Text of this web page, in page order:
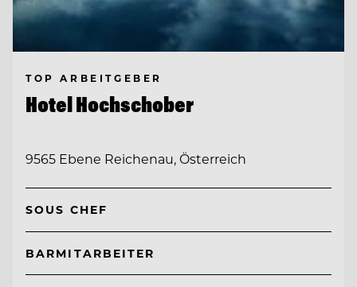
TOP ARBEITGEBER
Hotel Hochschober
9565 Ebene Reichenau, Österreich
SOUS CHEF
BARMITARBEITER